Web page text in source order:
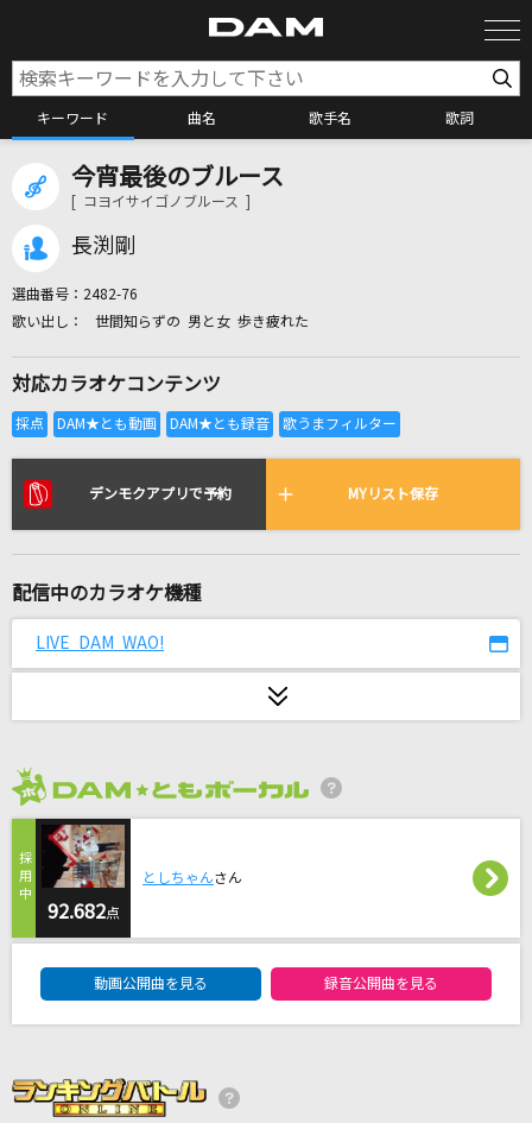
キーワード 曲名 歌手名 歌詞
カラオケ検索
全国りれき
リアルタイムで歌われている曲の一覧
抱きしめたい
[生音]I LOVE YOU
石原裕次郎
白雪
夏祭り恋慕う
＝LOVE
365日の紙飛行機
AKB48
今宵最後のブルース
[ コヨイサイゴノブルース ]
長渕剛
選曲番号： 2482-76
世間知らずの 男と女 歩き疲れた
対応カラオケコンテンツ
デンモクアプリで予約 MYリスト保存
配信中のカラオケ機種
LIVE DAM WAO!
92.682点
としちゃんさん
動画公開曲を見る 録音公開曲を見る